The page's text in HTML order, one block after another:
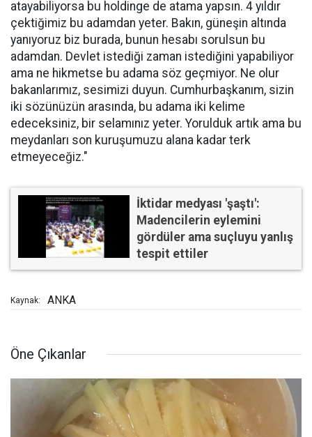
atayabiliyorsa bu holdinge de atama yapsın. 4 yıldır
çektiğimiz bu adamdan yeter. Bakın, güneşin altında
yanıyoruz biz burada, bunun hesabı sorulsun bu
adamdan. Devlet istediği zaman istediğini yapabiliyor
ama ne hikmetse bu adama söz geçmiyor. Ne olur
bakanlarımız, sesimizi duyun. Cumhurbaşkanım, sizin
iki sözünüzün arasında, bu adama iki kelime
edeceksiniz, bir selamınız yeter. Yorulduk artık ama bu
meydanları son kuruşumuzu alana kadar terk
etmeyeceğiz."
İktidar medyası 'şaştı':
Madencilerin eylemini
gördüler ama suçluyu yanlış
tespit ettiler
Kaynak: ANKA
Öne Çıkanlar